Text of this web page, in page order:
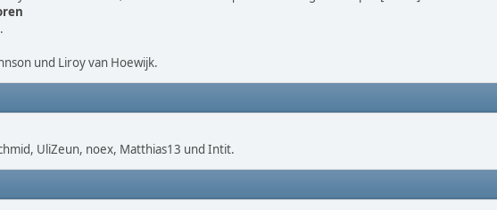
und Liroy van Hoewijk.
UliZeun, noex, Matthias13 und Intit.